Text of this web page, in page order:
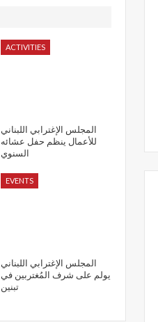
ACTIVITIES
المجلس الإغترابي اللبناني
للأعمال ينظم حفل عشائه
السنوي
EVENTS
المجلس الإغترابي اللبناني
يولم على شرف المُغتربين في
تبنين